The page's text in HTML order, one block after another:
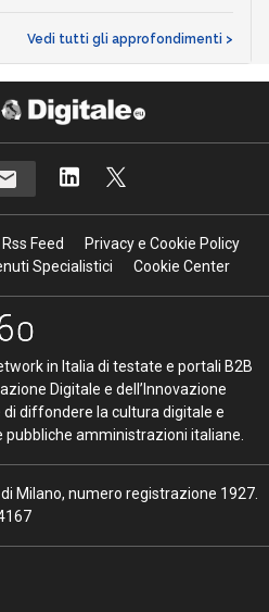
Vedi tutti gli approfondimenti >
Rss Feed
Privacy e Cookie Policy
Specialistici
Cookie Center
in Italia di testate e portali B2B
Digitale e dell’Innovazione
di diffondere la cultura digitale e
amministrazioni italiane.
Milano, numero registrazione 1927.